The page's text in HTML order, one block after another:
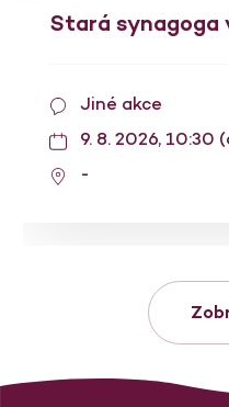
Stará synagoga
Jiné akce
9. 8. 2026, 10:30
-